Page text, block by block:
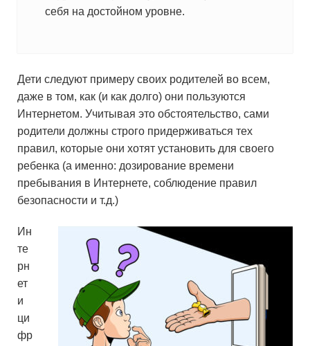
себя на достойном уровне.
Дети следуют примеру своих родителей во всем,
даже в том, как (и как долго) они пользуются
Интернетом. Учитывая это обстоятельство, сами
родители должны строго придерживаться тех
правил, которые они хотят установить для своего
ребенка (а именно: дозирование времени
пребывания в Интернете, соблюдение правил
безопасности и т.д.)
Ин
те
рн
ет
и
ци
фр